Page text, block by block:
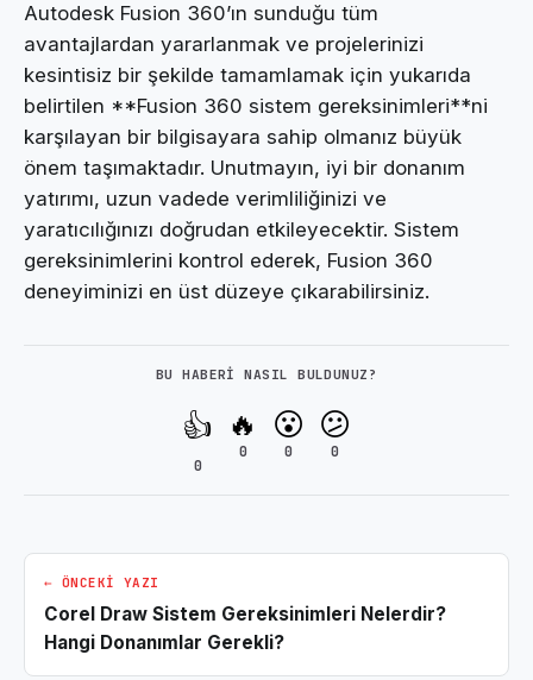
Autodesk Fusion 360’ın sunduğu tüm
avantajlardan yararlanmak ve projelerinizi
kesintisiz bir şekilde tamamlamak için yukarıda
belirtilen **Fusion 360 sistem gereksinimleri**ni
karşılayan bir bilgisayara sahip olmanız büyük
önem taşımaktadır. Unutmayın, iyi bir donanım
yatırımı, uzun vadede verimliliğinizi ve
yaratıcılığınızı doğrudan etkileyecektir. Sistem
gereksinimlerini kontrol ederek, Fusion 360
deneyiminizi en üst düzeye çıkarabilirsiniz.
BU HABERI NASIL BULDUNUZ?
👍
0
🔥
0
😮
0
😕
0
← ÖNCEKI YAZI
Corel Draw Sistem Gereksinimleri Nelerdir?
Hangi Donanımlar Gerekli?